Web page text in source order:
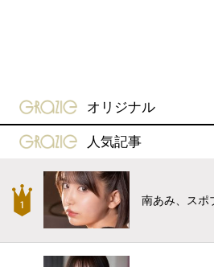
gravure-grazie
オリジナル
gravure-grazie
人気記事
南あみ、スポ